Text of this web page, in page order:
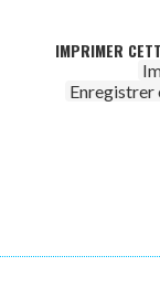
IMPRIMER
Enregistrer